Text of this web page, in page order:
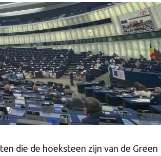
die de hoeksteen zijn van de Green